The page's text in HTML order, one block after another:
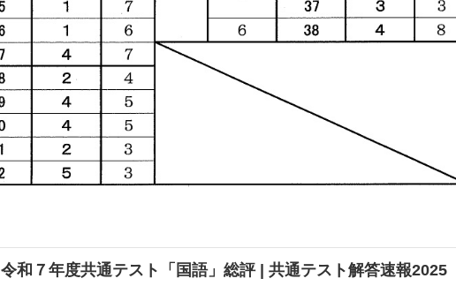
令和７年度共通テスト「国語」総評 | 共通テスト解答速報2025